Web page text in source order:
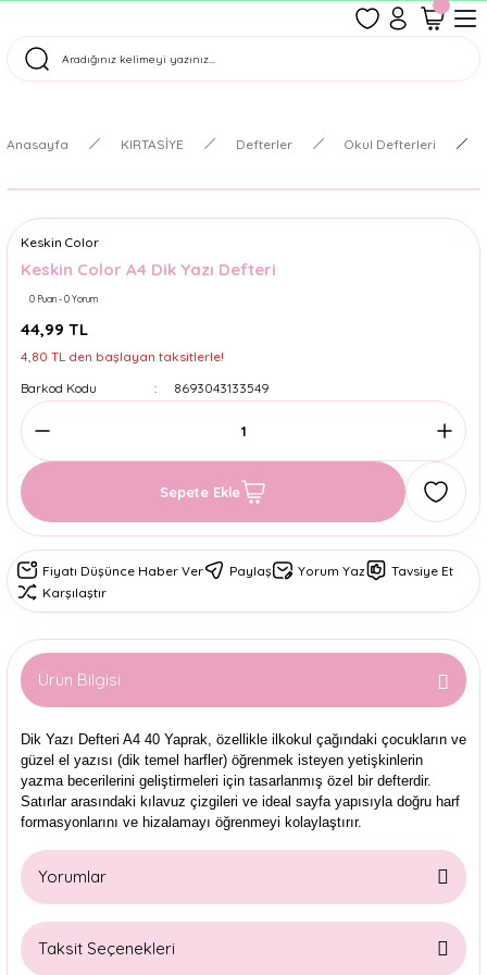
Tüm Siparişler Aynı Gün Kargoda!
Anasayfa KIRTASİYE Defterler Okul Defterleri
Keskin Color
Keskin Color A4 Dik Yazı Defteri
0 Puan - 0 Yorum
44,99 TL
4,80 TL den başlayan taksitlerle!
Barkod Kodu
8693043133549
Sepete Ekle
Fiyatı Düşünce Haber Ver Paylaş Yorum Yaz
Tavsiye Et
Karşılaştır
Ürün Bilgisi
Dik Yazı Defteri A4 40 Yaprak, özellikle ilkokul çağındaki çocukların ve
güzel el yazısı (dik temel harfler) öğrenmek isteyen yetişkinlerin
yazma becerilerini geliştirmeleri için tasarlanmış özel bir defterdir.
Satırlar arasındaki kılavuz çizgileri ve ideal sayfa yapısıyla doğru harf
formasyonlarını ve hizalamayı öğrenmeyi kolaylaştırır.
Yorumlar
Taksit Seçenekleri